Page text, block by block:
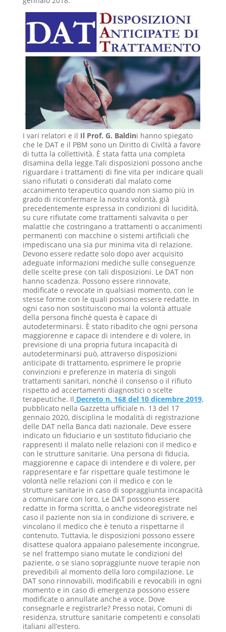
I vari relatori e il Il Prof. G. Baldini hanno spiegato
che le DAT e il PBM sono un Diritto di Civiltà a favore
di tutta la collettività. È stata fatta una completa
disamina della legge.Tali disposizioni possono anche
riguardare i trattamenti di fine vita per indicare quali
siano rifiutati o considerati dal malato come
accanimento terapeutico quando non siamo più in
grado di riconfermare la nostra volontà, già
precedentemente espressa in condizioni di lucidità,
su cure rifiutate come trattamenti salvavita o per
malattie che costringano a trattamenti o accanimenti
permanenti con macchine o sistemi artificiali che
impediscano una sia pur minima vita di relazione.
Devono essere redatte solo dopo aver acquisito
adeguate informazioni mediche sulle conseguenze
delle scelte prese con tali disposizioni. Le DAT non
hanno scadenza. Possono essere rinnovate,
modificate o revocate in qualsiasi momento, con le
stesse forme con le quali possono essere redatte. In
ogni caso non sostituiscono mai la volontà attuale
della persona finché questa è capace di
autodeterminarsi. È stato ribadito che ogni persona
maggiorenne e capace di intendere e di volere, in
previsione di una propria futura incapacità di
autodeterminarsi può, attraverso disposizioni
anticipate di trattamento, esprimere le proprie
convinzioni e preferenze in materia di singoli
trattamenti sanitari, nonché il consenso o il rifiuto
rispetto ad accertamenti diagnostici o scelte
terapeutiche. Il Decreto n. 168 del 10 dicembre 2019,
pubblicato nella Gazzetta ufficiale n. 13 del 17
gennaio 2020, disciplina le modalità di registrazione
delle DAT nella Banca dati nazionale. Deve essere
indicato un fiduciario e un sostituto fiduciario che
rappresenti il malato nelle relazioni con il medico e
con le strutture sanitarie. Una persona di fiducia,
maggiorenne e capace di intendere e di volere, per
rappresentare e far rispettare quale testimone le
volontà nelle relazioni con il medico e con le
strutture sanitarie in caso di sopraggiunta incapacità
a comunicare con loro. Le DAT possono essere
redatte in forma scritta, o anche videoregistrate nel
caso il paziente non sia in condizione di scrivere, e
vincolano il medico che è tenuto a rispettarne il
contenuto. Tuttavia, le disposizioni possono essere
disattese qualora appaiano palesemente incongrue,
se nel frattempo siano mutate le condizioni del
paziente, o se siano sopraggiunte nuove terapie non
prevedibili al momento della loro compilazione. Le
DAT sono rinnovabili, modificabili e revocabili in ogni
momento e in caso di emergenza possono essere
modificate o annullate anche a voce. Dove
consegnarle e registrarle? Presso notai, Comuni di
residenza, strutture sanitarie competenti e consolati
italiani all’estero.